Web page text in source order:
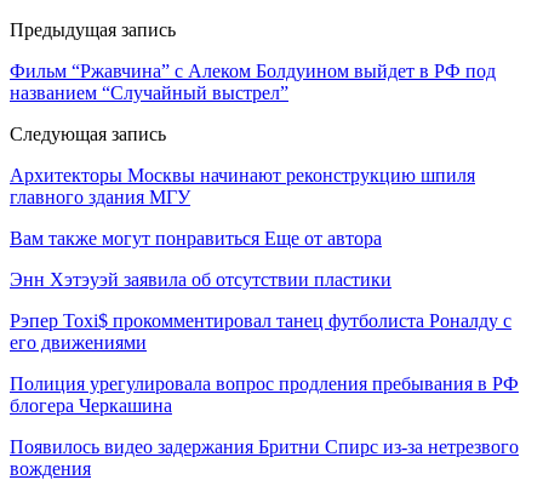
Предыдущая запись
Фильм “Ржавчина” с Алеком Болдуином выйдет в РФ под
названием “Случайный выстрел”
Следующая запись
Архитекторы Москвы начинают реконструкцию шпиля
главного здания МГУ
Вам также могут понравиться Еще от автора
Энн Хэтэуэй заявила об отсутствии пластики
Рэпер Toxi$ прокомментировал танец футболиста Роналду с
его движениями
Полиция урегулировала вопрос продления пребывания в РФ
блогера Черкашина
Появилось видео задержания Бритни Спирс из-за нетрезвого
вождения